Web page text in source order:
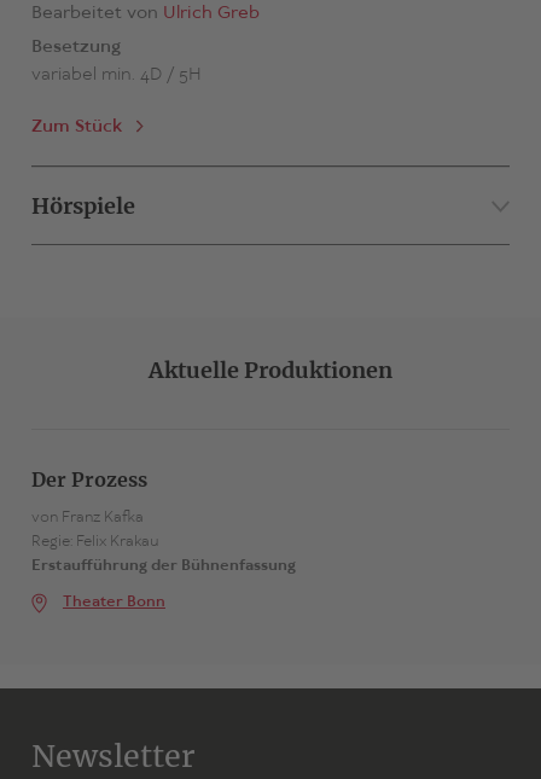
Bearbeitet von Ulrich Greb
Besetzung
variabel min. 4D / 5H
Zum Stück
Hörspiele
variabel min. 4D / 5H
Zum Stück
Aktuelle Produktionen
Der Prozess
von Franz Kafka
Regie: Felix Krakau
Erstaufführung der Bühnenfassung
Theater Bonn
Newsletter